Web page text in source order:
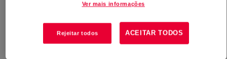
processado facilmente na maioria dos maquinários para
espumas. Foi desenvolvido para uso em espumas
flexíveis de todas as densidades, capazes de suportar
altas cargas para aplicação em carpetes e embalagens.
Ver mais informações
Rejeitar todos ACEITAR TODOS